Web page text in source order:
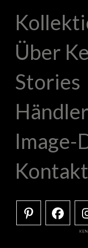
Über
Stories
Image-
Kontakt